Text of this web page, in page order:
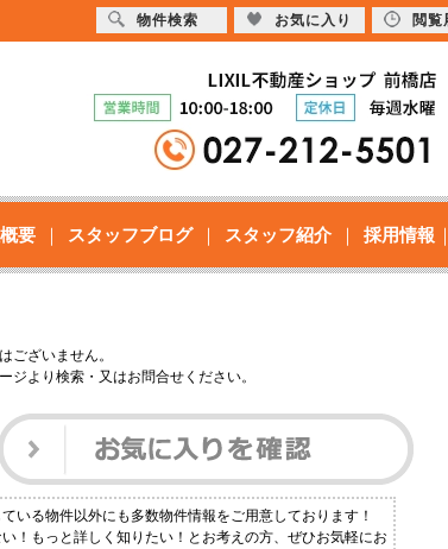
要 スタッフブログ スタッフ紹介 採用情報
ございません。
ジより検索・又はお問合せください。
いる物件以外にも多数物件情報をご用意しております！
！もっと詳しく知りたい！とお考えの方、ぜひお気軽にお
物件検索 お気に入り 閲覧